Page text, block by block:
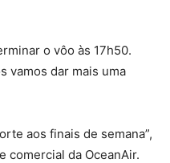
o vôo às 17h50.
vamos dar mais uma
aos finais de semana”,
comercial da OceanAir.